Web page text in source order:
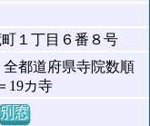
１丁目６番８号
都道府県寺院数順
19カ寺
別窓